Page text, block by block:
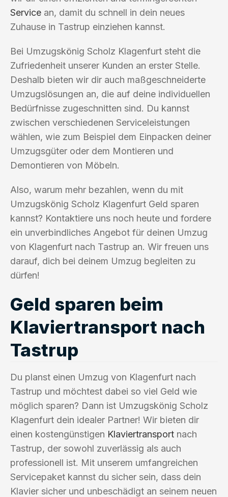
Service an, damit du schnell in dein neues
Zuhause in Tastrup einziehen kannst.
Bei Umzugskönig Scholz Klagenfurt steht die
Zufriedenheit unserer Kunden an erster Stelle.
Deshalb bieten wir dir auch maßgeschneiderte
Umzugslösungen an, die auf deine individuellen
Bedürfnisse zugeschnitten sind. Du kannst
zwischen verschiedenen Serviceleistungen
wählen, wie zum Beispiel dem Einpacken deiner
Umzugsgüter oder dem Montieren und
Demontieren von Möbeln.
Also, warum mehr bezahlen, wenn du mit
Umzugskönig Scholz Klagenfurt Geld sparen
kannst? Kontaktiere uns noch heute und fordere
ein unverbindliches Angebot für deinen Umzug
von Klagenfurt nach Tastrup an. Wir freuen uns
darauf, dich bei deinem Umzug begleiten zu
dürfen!
Geld sparen beim
Klaviertransport nach
Tastrup
Du planst einen Umzug von Klagenfurt nach
Tastrup und möchtest dabei so viel Geld wie
möglich sparen? Dann ist Umzugskönig Scholz
Klagenfurt dein idealer Partner! Wir bieten dir
einen kostengünstigen Klaviertransport nach
Tastrup, der sowohl zuverlässig als auch
professionell ist. Mit unserem umfangreichen
Servicepaket kannst du sicher sein, dass dein
Klavier sicher und unbeschädigt an seinem neuen